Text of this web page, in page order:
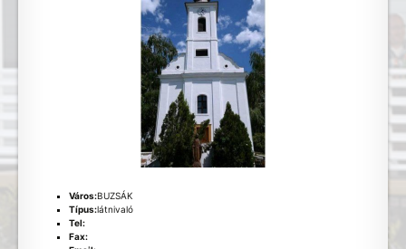
Város:BUZSÁK
Típus:látnivaló
Tel:
Fax: